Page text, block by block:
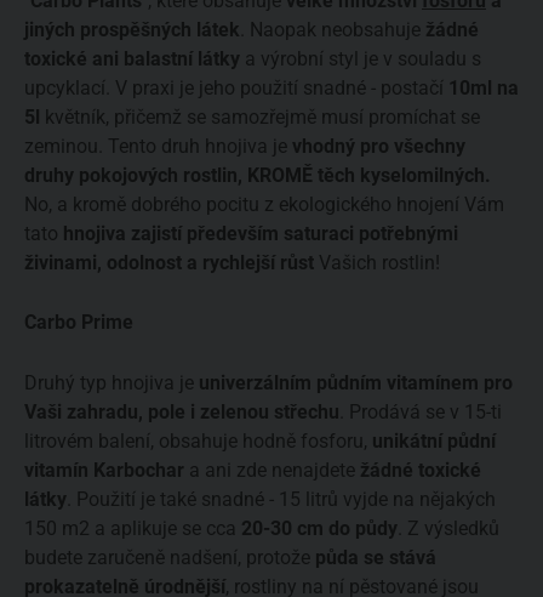
jiných prospěšných látek . Naopak neobsahuje žádné
toxické ani balastní látky a výrobní styl je v souladu s
upcyklací. V praxi je jeho použití snadné - postačí 10ml na
5l květník, přičemž se samozřejmě musí promíchat se
zeminou. Tento druh hnojiva je vhodný pro všechny
druhy pokojových rostlin, KROMĚ těch kyselomilných.
No, a kromě dobrého pocitu z ekologického hnojení Vám
tato hnojiva zajistí především saturaci potřebnými
živinami, odolnost a rychlejší růst Vašich rostlin!
Carbo Prime
Druhý typ hnojiva je univerzálním půdním vitamínem pro
Vaši zahradu, pole i zelenou střechu . Prodává se v 15-ti
litrovém balení, obsahuje hodně fosforu, unikátní půdní
vitamín Karbochar a ani zde nenajdete žádné toxické
látky . Použití je také snadné - 15 litrů vyjde na nějakých
150 m2 a aplikuje se cca 20-30 cm do půdy . Z výsledků
budete zaručeně nadšení, protože půda se stává
prokazatelně úrodnější, rostliny na ní pěstované jsou